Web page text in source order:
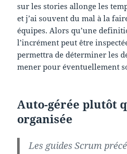
sur les stories allonge les
et j’ai souvent du mal à la
équipes. Alors qu’une
l’incrément peut être
permettra de déterminer les
mener pour éventuellement
Auto-gérée plutôt
organisée
Les guides Scrum